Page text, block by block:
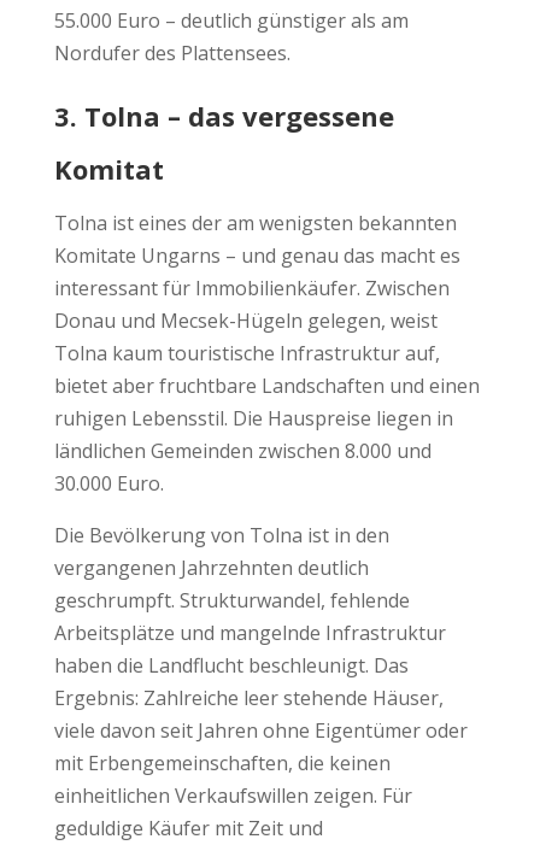
55.000 Euro – deutlich günstiger als am
Nordufer des Plattensees.
3. Tolna – das vergessene
Komitat
Tolna ist eines der am wenigsten bekannten
Komitate Ungarns – und genau das macht es
interessant für Immobilienkäufer. Zwischen
Donau und Mecsek-Hügeln gelegen, weist
Tolna kaum touristische Infrastruktur auf,
bietet aber fruchtbare Landschaften und einen
ruhigen Lebensstil. Die Hauspreise liegen in
ländlichen Gemeinden zwischen 8.000 und
30.000 Euro.
Die Bevölkerung von Tolna ist in den
vergangenen Jahrzehnten deutlich
geschrumpft. Strukturwandel, fehlende
Arbeitsplätze und mangelnde Infrastruktur
haben die Landflucht beschleunigt. Das
Ergebnis: Zahlreiche leer stehende Häuser,
viele davon seit Jahren ohne Eigentümer oder
mit Erbengemeinschaften, die keinen
einheitlichen Verkaufswillen zeigen. Für
geduldige Käufer mit Zeit und